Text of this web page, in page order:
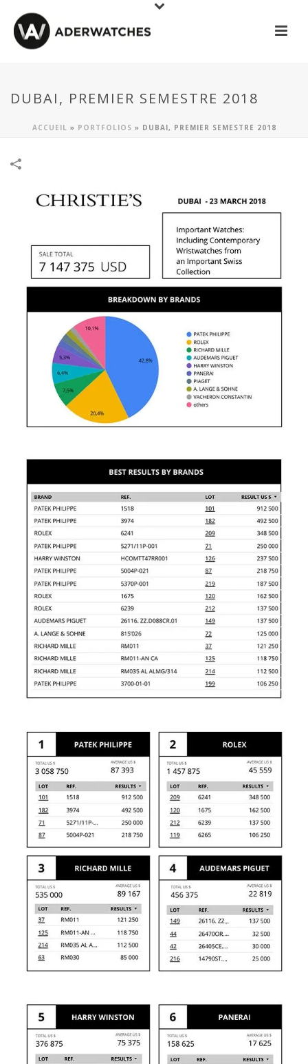
DUBAI, PREMIER SEMESTRE 2018
ACCUEIL » PORTFOLIOS » DUBAI, PREMIER SEMESTRE 2018